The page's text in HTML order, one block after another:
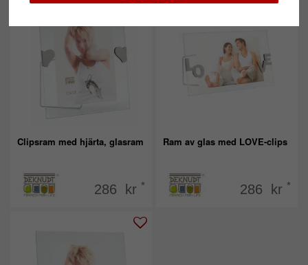
Clipsram med hjärta, glasram
286 kr *
Ram av glas med LOVE-clips
286 kr *